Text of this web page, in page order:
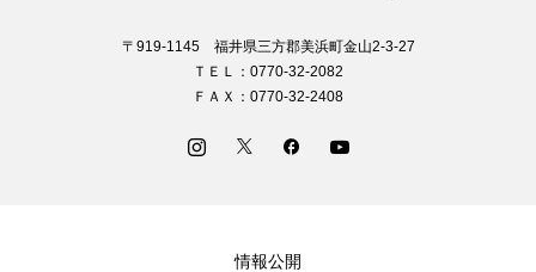
〒919-1145 福井県三方郡美浜町金山2-3-27
ＴＥＬ：0770-32-2082
ＦＡＸ：0770-32-2408
情報公開